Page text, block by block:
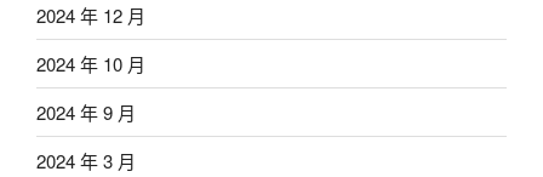
2024 年 12 月
2024 年 10 月
2024 年 9 月
2024 年 3 月